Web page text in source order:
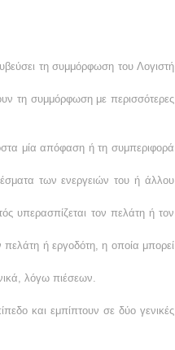
τη συμμόρφωση του Λογιστή
τη συμμόρφωση με περισσότερες
μία απόφαση ή τη συμπεριφορά
των ενεργειών του ή άλλου
υπερασπίζεται τον πελάτη ή τον
πελάτη ή εργοδότη, η οποία μπορεί
λόγω πιέσεων.
και εμπίπτουν σε δύο γενικές